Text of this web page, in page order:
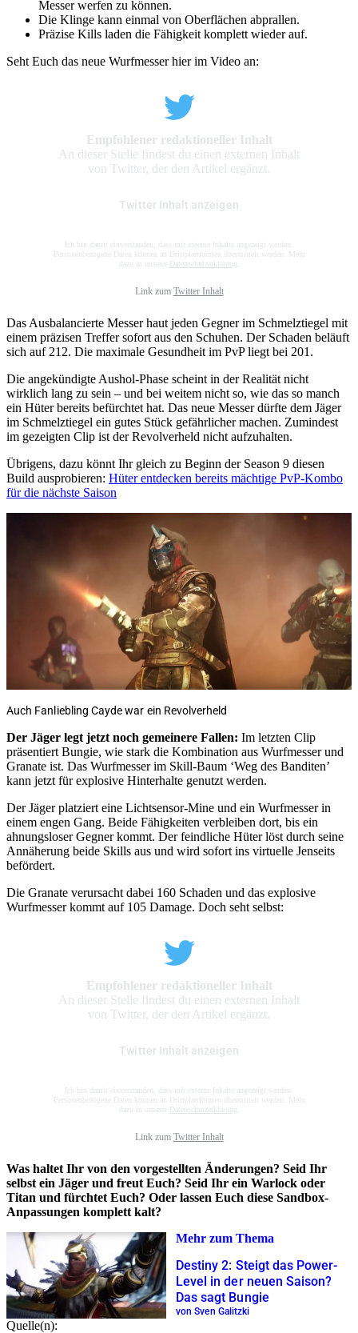
Messer werfen zu können.
Die Klinge kann einmal von Oberflächen abprallen.
Präzise Kills laden die Fähigkeit komplett wieder auf.
Seht Euch das neue Wurfmesser hier im Video an:
Empfohlener redaktioneller Inhalt
An dieser Stelle findest du einen externen Inhalt
von Twitter, der den Artikel ergänzt.
Twitter Inhalt anzeigen
Ich bin damit einverstanden, dass mir externe Inhalte angezeigt werden.
Personenbezogene Daten können an Drittplattformen übermittelt werden. Mehr
Datenschutzerklärung
Link zum Twitter Inhalt
Das Ausbalancierte Messer haut jeden Gegner im Schmelztiegel mit
einem präzisen Treffer sofort aus den Schuhen. Der Schaden beläuft
sich auf 212. Die maximale Gesundheit im PvP liegt bei 201.
Die angekündigte Aushol-Phase scheint in der Realität nicht
wirklich lang zu sein – und bei weitem nicht so, wie das so manch
ein Hüter bereits befürchtet hat. Das neue Messer dürfte dem Jäger
im Schmelztiegel ein gutes Stück gefährlicher machen. Zumindest
im gezeigten Clip ist der Revolverheld nicht aufzuhalten.
Übrigens, dazu könnt Ihr gleich zu Beginn der Season 9 diesen
Build ausprobieren: Hüter entdecken bereits mächtige PvP-Kombo
für die nächste Saison
Auch Fanliebling Cayde war ein Revolverheld
Der Jäger legt jetzt noch gemeinere Fallen: Im letzten Clip
präsentiert Bungie, wie stark die Kombination aus Wurfmesser und
Granate ist. Das Wurfmesser im Skill-Baum ‘Weg des Banditen’
kann jetzt für explosive Hinterhalte genutzt werden.
Der Jäger platziert eine Lichtsensor-Mine und ein Wurfmesser in
einem engen Gang. Beide Fähigkeiten verbleiben dort, bis ein
ahnungsloser Gegner kommt. Der feindliche Hüter löst durch seine
Annäherung beide Skills aus und wird sofort ins virtuelle Jenseits
befördert.
Die Granate verursacht dabei 160 Schaden und das explosive
Wurfmesser kommt auf 105 Damage. Doch seht selbst:
Empfohlener redaktioneller Inhalt
An dieser Stelle findest du einen externen Inhalt
von Twitter, der den Artikel ergänzt.
Twitter Inhalt anzeigen
Ich bin damit einverstanden, dass mir externe Inhalte angezeigt werden.
Personenbezogene Daten können an Drittplattformen übermittelt werden. Mehr
Datenschutzerklärung
Link zum Twitter Inhalt
Was haltet Ihr von den vorgestellten Änderungen? Seid Ihr
selbst ein Jäger und freut Euch? Seid Ihr ein Warlock oder
Titan und fürchtet Euch? Oder lassen Euch diese Sandbox-
Anpassungen komplett kalt?
Mehr zum Thema
Destiny 2: Steigt das Power-
Level in der neuen Saison?
Das sagt Bungie
von Sven Galitzki
Quelle(n):